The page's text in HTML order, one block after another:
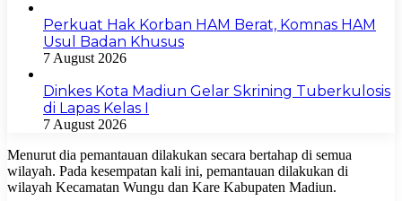
Perkuat Hak Korban HAM Berat, Komnas HAM
Usul Badan Khusus
7 August 2026
Dinkes Kota Madiun Gelar Skrining Tuberkulosis
di Lapas Kelas I
7 August 2026
Menurut dia pemantauan dilakukan secara bertahap di semua
wilayah. Pada kesempatan kali ini, pemantauan dilakukan di
wilayah Kecamatan Wungu dan Kare Kabupaten Madiun.